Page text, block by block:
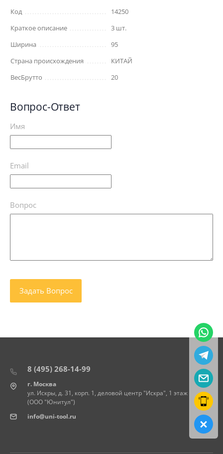
Код
14250
Краткое описание
3 шт.
Ширина
95
Страна происхождения
КИТАЙ
ВесБрутто
20
Вопрос-Ответ
Имя
Email
Вопрос
8 (495) 268-14-99
г. Москва
ул. Искры, д. 31, корп. 1, деловой центр "Искра", 1 этаж
(ООО "Юнитул")
info@uni-tool.ru